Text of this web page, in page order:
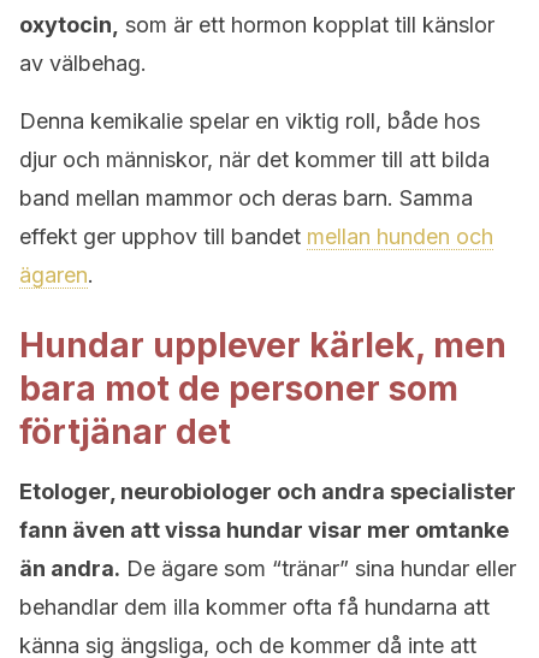
oxytocin, som är ett hormon kopplat till känslor
av välbehag.
Denna kemikalie spelar en viktig roll, både hos
djur och människor, när det kommer till att bilda
band mellan mammor och deras barn. Samma
effekt ger upphov till bandet mellan hunden och
ägaren.
Hundar upplever kärlek, men
bara mot de personer som
förtjänar det
Etologer, neurobiologer och andra specialister
fann även att vissa hundar visar mer omtanke
än andra. De ägare som “tränar” sina hundar eller
behandlar dem illa kommer ofta få hundarna att
känna sig ängsliga, och de kommer då inte att